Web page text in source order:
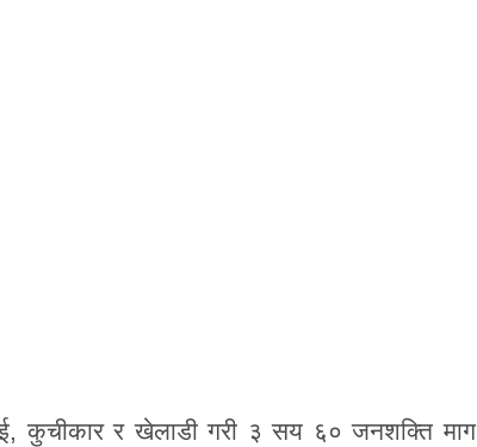
कुचीकार र खेलाडी गरी ३ सय ६० जनशक्ति माग